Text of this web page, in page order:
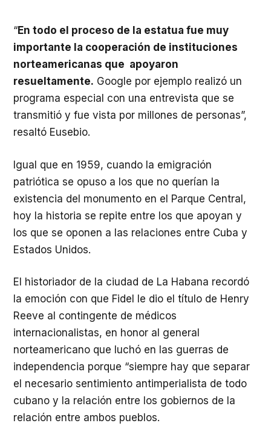
“En todo el proceso de la estatua fue muy
importante la cooperación de instituciones
norteamericanas que apoyaron
resueltamente. Google por ejemplo realizó un
programa especial con una entrevista que se
transmitió y fue vista por millones de personas”,
resaltó Eusebio.
Igual que en 1959, cuando la emigración
patriótica se opuso a los que no querían la
existencia del monumento en el Parque Central,
hoy la historia se repite entre los que apoyan y
los que se oponen a las relaciones entre Cuba y
Estados Unidos.
El historiador de la ciudad de La Habana recordó
la emoción con que Fidel le dio el título de Henry
Reeve al contingente de médicos
internacionalistas, en honor al general
norteamericano que luchó en las guerras de
independencia porque “siempre hay que separar
el necesario sentimiento antimperialista de todo
cubano y la relación entre los gobiernos de la
relación entre ambos pueblos.